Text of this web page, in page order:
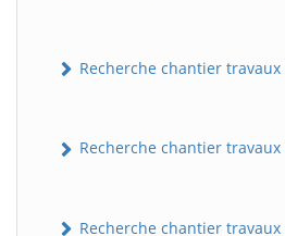
Recherche chantier
Recherche chantier
Recherche chantier